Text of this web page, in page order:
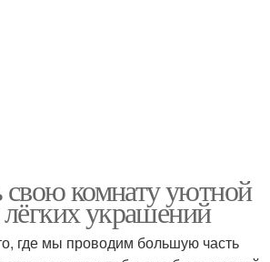
свою комнату уютной
украшений
где мы проводим большую часть